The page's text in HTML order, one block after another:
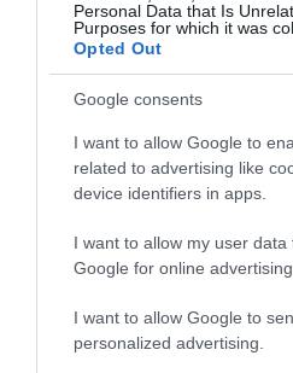
Personal Data that Is
Purposes for which it was
Opted Out
Google consents
I want to allow Google to
related to advertising like
device identifiers in apps.
I want to allow my user data
Google for online
I want to allow Google to
personalized advertising.
sziget közepén található La
keresztülhalad El Hierro
látványosságán, a